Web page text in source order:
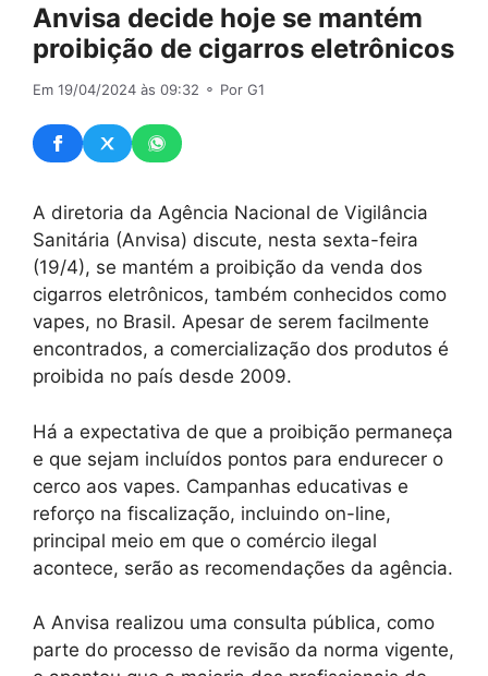
Anvisa decide hoje se mantém
proibição de cigarros eletrônicos
Em 19/04/2024 às 09:32 ⚬ Por G1
A diretoria da Agência Nacional de Vigilância
Sanitária (Anvisa) discute, nesta sexta-feira
(19/4), se mantém a proibição da venda dos
cigarros eletrônicos, também conhecidos como
vapes, no Brasil. Apesar de serem facilmente
encontrados, a comercialização dos produtos é
proibida no país desde 2009.
Há a expectativa de que a proibição permaneça
e que sejam incluídos pontos para endurecer o
cerco aos vapes. Campanhas educativas e
reforço na fiscalização, incluindo on-line,
principal meio em que o comércio ilegal
acontece, serão as recomendações da agência.
A Anvisa realizou uma consulta pública, como
parte do processo de revisão da norma vigente,